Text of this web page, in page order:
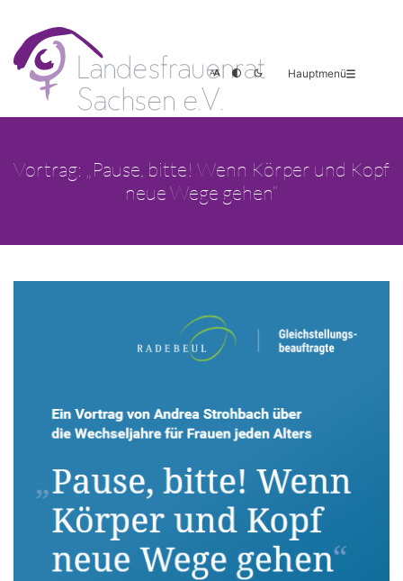
Hauptmenü
Vortrag: „Pause, bitte! Wenn Körper und Kopf
neue Wege gehen“